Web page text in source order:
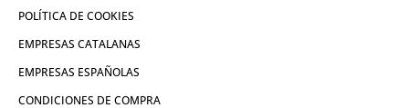
POLÍTICA DE COOKIES
EMPRESAS CATALANAS
EMPRESAS ESPAÑOLAS
CONDICIONES DE COMPRA